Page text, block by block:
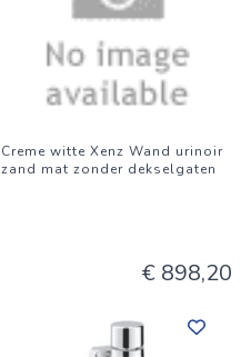
Creme witte Xenz Wand urinoir
zand mat zonder dekselgaten
€ 898,20